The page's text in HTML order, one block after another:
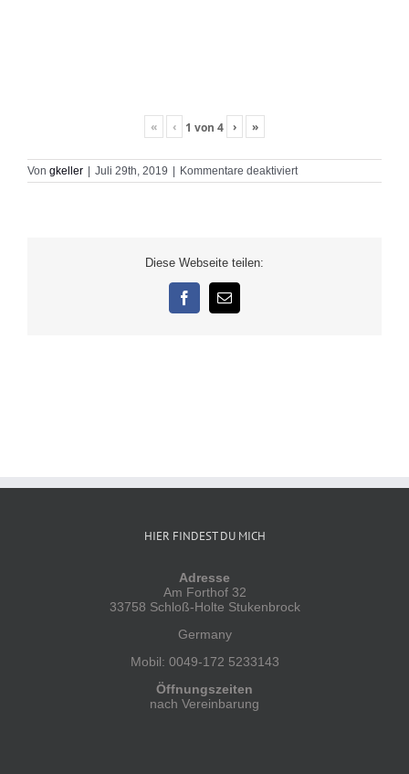
« ‹ 1 von 4 › »
Von gkeller | Juli 29th, 2019 | Kommentare deaktiviertfür
sunset
Diese Webseite teilen:
Facebook
E-
Mail
HIER FINDEST DU MICH
Adresse
Am Forthof 32
33758 Schloß-Holte Stukenbrock
Germany
Mobil: 0049-172 5233143
Öffnungszeiten
nach Vereinbarung